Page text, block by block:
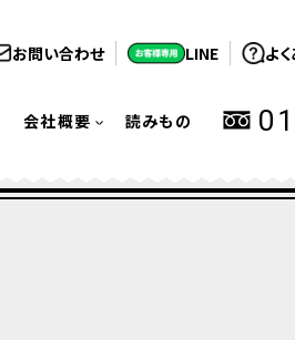
お問い合わせ LINE よ
会社概要 読みもの